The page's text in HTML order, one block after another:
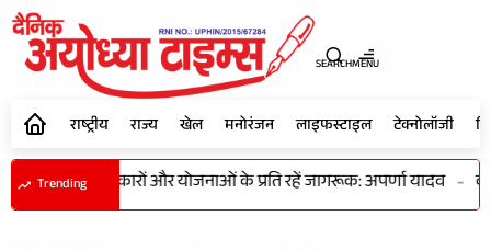
SEARCHMENU
राष्ट्रीय राज्य खेल मनोरंजन लाइफस्टाइल टेक्नोलॉजी
Trending
महिलाएं अधिकारों और योजनाओं के प्रति रहें जागरूक: अपर्णा यादव -